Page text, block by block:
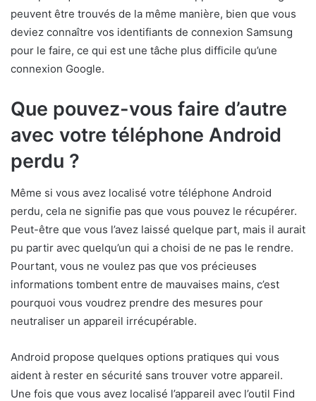
peuvent être trouvés de la même manière, bien que vous
deviez connaître vos identifiants de connexion Samsung
pour le faire, ce qui est une tâche plus difficile qu’une
connexion Google.
Que pouvez-vous faire d’autre
avec votre téléphone Android
perdu ?
Même si vous avez localisé votre téléphone Android
perdu, cela ne signifie pas que vous pouvez le récupérer.
Peut-être que vous l’avez laissé quelque part, mais il aurait
pu partir avec quelqu’un qui a choisi de ne pas le rendre.
Pourtant, vous ne voulez pas que vos précieuses
informations tombent entre de mauvaises mains, c’est
pourquoi vous voudrez prendre des mesures pour
neutraliser un appareil irrécupérable.
Android propose quelques options pratiques qui vous
aident à rester en sécurité sans trouver votre appareil.
Une fois que vous avez localisé l’appareil avec l’outil Find